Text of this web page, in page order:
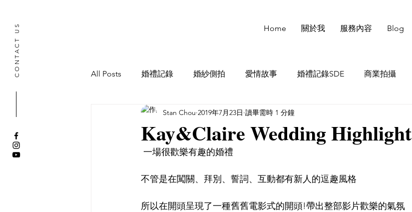
CONTACT US Home 關於我 服務內容 Blog
All Posts 婚禮記錄 婚紗側拍 愛情故事 婚禮記錄SDE 商業拍攝
寶寶抓周記錄
Kay&Claire Wedding Highlight
Stan Chou 2019年7月23日 讀畢需時 1 分鐘
一場很歡樂有趣的婚禮
不管是在闖關、拜別、誓詞、互動都有新人的逗趣風格
所以在開頭呈現了一種舊舊電影式的開頭!帶出整部影片歡樂的氣氛